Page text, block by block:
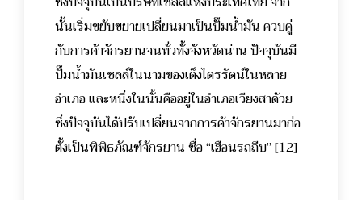
นั้นเริ่มขยับขยายเปลี่ยนมาเป็นปั๊มน้ำมัน ควบคู่
กับการค้าจักรยานจนทั่วทั้งจังหวัดน่าน ปัจจุบันมี
ปั๊มน้ำมันเชลล์ในนามของเต็งไตรรัตน์ในหลาย
อำเภอ และหนึ่งในนั้นคืออยู่ในอำเภอเวียงสาด้วย
ซึ่งปัจจุบันได้ปรับเปลี่ยนจากการค้าจักรยานมาก่อ
ตั้งเป็นพิพิธภัณฑ์จักรยาน ชื่อ “เฮือนรถถีบ”[12]